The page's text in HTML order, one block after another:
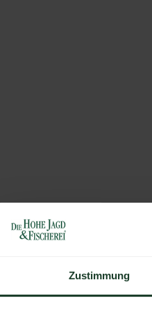
Zustimmung